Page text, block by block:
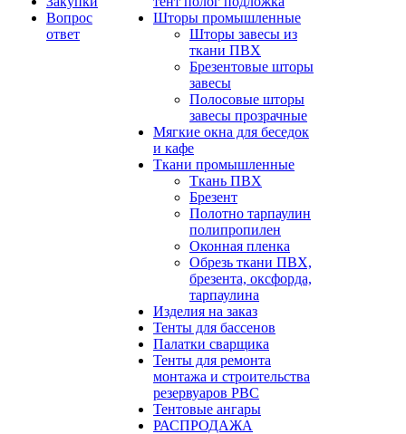
Вопрос
ответ
Шторы промышленные
Шторы завесы из
ткани ПВХ
Брезентовые шторы
завесы
Полосовые шторы
завесы прозрачные
Мягкие окна для беседок
и кафе
Ткани промышленные
Ткань ПВХ
Брезент
Полотно тарпаулин
полипропилен
Оконная пленка
Обрезь ткани ПВХ,
брезента, оксфорда,
тарпаулина
Изделия на заказ
Тенты для бассенов
Палатки сварщика
Тенты для ремонта
монтажа и строительства
резервуаров РВС
Тентовые ангары
РАСПРОДАЖА